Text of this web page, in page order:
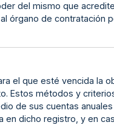
del mismo que
órgano de contratación
el que esté vencida la
Estos métodos y
de sus cuentas
en dicho registro, y en